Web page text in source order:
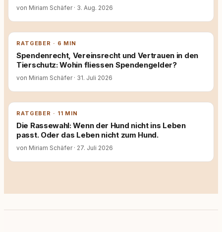
von Miriam Schäfer · 3. Aug. 2026
RATGEBER · 6 MIN
Spendenrecht, Vereinsrecht und Vertrauen in den
Tierschutz: Wohin fliessen Spendengelder?
von Miriam Schäfer · 31. Juli 2026
RATGEBER · 11 MIN
Die Rassewahl: Wenn der Hund nicht ins Leben
passt. Oder das Leben nicht zum Hund.
von Miriam Schäfer · 27. Juli 2026